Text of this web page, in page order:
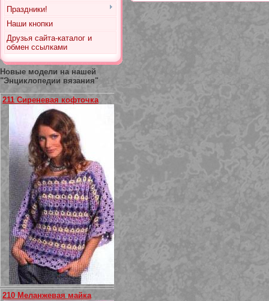
Праздники!
Наши кнопки
Друзья сайта-каталог и
обмен ссылками
Новые модели на нашей
"Энциклопедии вязания"
211 Сиреневая кофточка
210 Меланжевая майка